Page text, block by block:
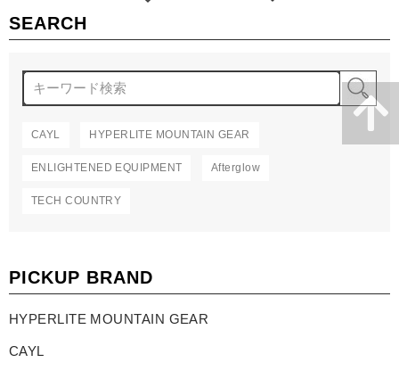
SEARCH
CAYL HYPERLITE MOUNTAIN GEAR
ENLIGHTENED EQUIPMENT Afterglow
TECH COUNTRY
PICKUP BRAND
HYPERLITE MOUNTAIN GEAR
CAYL